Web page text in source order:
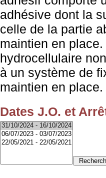
adhésive dont la
celle de la partie
maintien en
hydrocellulaire
à un système de
maintien en place.
Dates J.O. et